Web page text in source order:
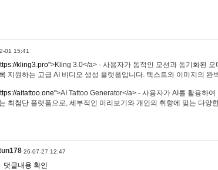
01 15:41
kling3.pro">Kling 3.0</a> - 사용자가 동적인 모션과 동기화된
지원하는 고급 AI 비디오 생성 플랫폼입니다. 텍스트와 이미지의 완
aitattoo.one">AI Tattoo Generator</a> - 사용자가 AI를 활용하
최첨단 플랫폼으로, 세부적인 미리보기와 개인의 취향에 맞는 다양
26-07-27 12:47
댓글내용 확인